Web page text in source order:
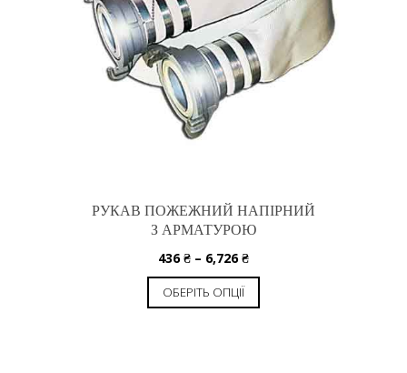
РУКАВ ПОЖЕЖНИЙ НАПІРНИЙ
З АРМАТУРОЮ
436₴ – 6,726₴
ОБЕРІТЬ ОПЦІЇ